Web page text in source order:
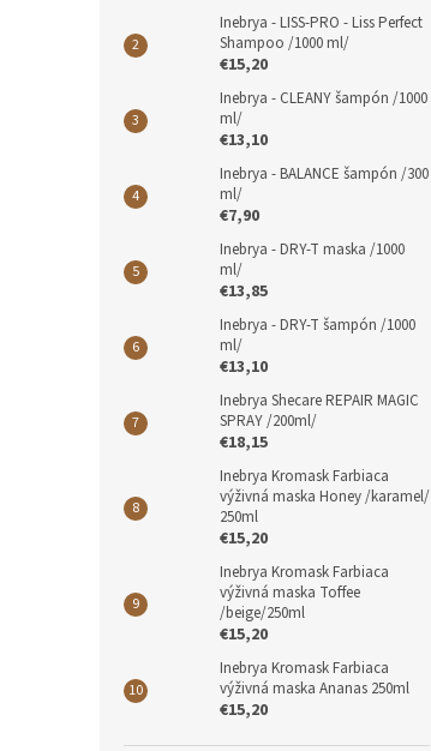
Inebrya - LISS-PRO - Liss Perfect
Shampoo /1000 ml/
€15,20
Inebrya - CLEANY šampón /1000
ml/
€13,10
Inebrya - BALANCE šampón /300
ml/
€7,90
Inebrya - DRY-T maska /1000
ml/
€13,85
Inebrya - DRY-T šampón /1000
ml/
€13,10
Inebrya Shecare REPAIR MAGIC
SPRAY /200ml/
€18,15
Inebrya Kromask Farbiaca
výživná maska Honey /karamel/
250ml
€15,20
Inebrya Kromask Farbiaca
výživná maska Toffee
/beige/250ml
€15,20
Inebrya Kromask Farbiaca
výživná maska Ananas 250ml
€15,20